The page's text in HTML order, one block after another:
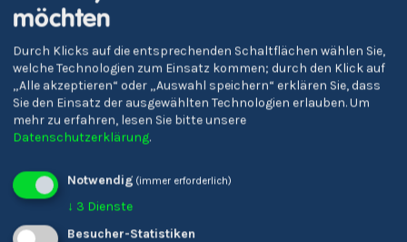
Oberschulzentrum
Sterzing
1
möchten
Durch Klicks auf die entsprechenden Schaltflächen wählen Sie,
welche Technologien zum Einsatz kommen; durch den Klick auf
„Alle akzeptieren“ oder „Auswahl speichern“ erklären Sie, dass
Sie den Einsatz der ausgewählten Technologien erlauben.Um
mehr zu erfahren, lesen Sie bitte unsere
Datenschutzerklärung.
Notwendig (immer erforderlich)
↓ 3 Dienste
Besucher-Statistiken